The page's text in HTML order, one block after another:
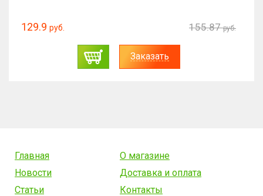
129.9 руб. 155.87 руб.
Заказать
Главная
О магазине
Новости
Доставка и оплата
Статьи
Контакты